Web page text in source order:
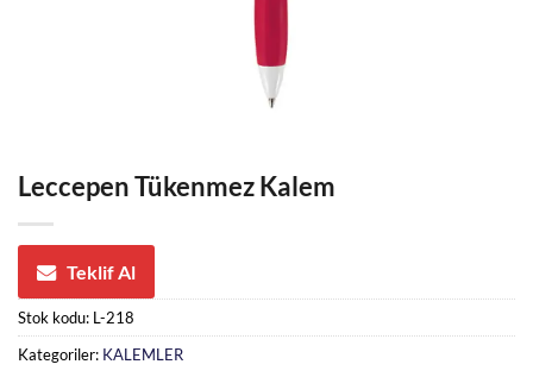
Leccepen Tükenmez Kalem
Teklif Al
Stok kodu: L-218
Kategoriler: KALEMLER